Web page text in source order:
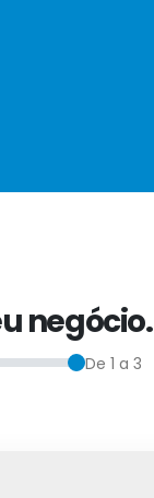
negócio.
De 1 a 3